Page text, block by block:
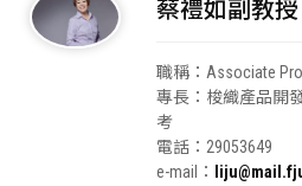
蔡禮如副教
職稱：Associate
專長： 梭織產品開
考
電話：29053649
e-mail：